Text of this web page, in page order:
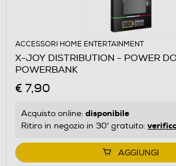
ACCESSORI HOME ENTERTAINMENT
X-JOY DISTRIBUTION - POWER
POWERBANK
€ 7,90
Acquisto online: disponibile
Ritiro in negozio in 30' gratuito:
AGGIUNGI